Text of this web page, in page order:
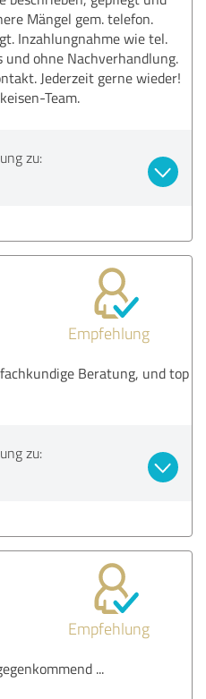
Mängel gem. telefon.
Inzahlungnahme wie tel.
ohne Nachverhandlung.
Jederzeit gerne wieder!
Team.
zu:
Empfehlung
Beratung, und top
zu:
Empfehlung
...